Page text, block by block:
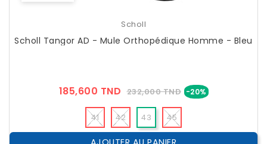
Scholl
Scholl Tangor AD - Mule Orthopédique Homme - Bleu
185,600 TND Prix
Public
232,000 TND -20% Prix
41 42 43 45